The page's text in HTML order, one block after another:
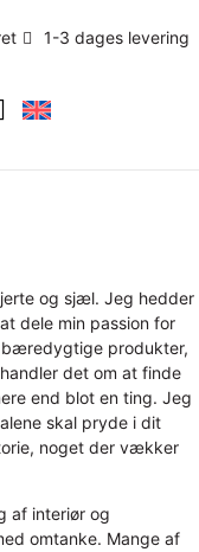
1-3 dages levering
og sjæl. Jeg hedder
dele min passion for
produkter,
det om at finde
end blot en ting. Jeg
skal pryde i dit
noget der vækker
af interiør og
omtanke. Mange af